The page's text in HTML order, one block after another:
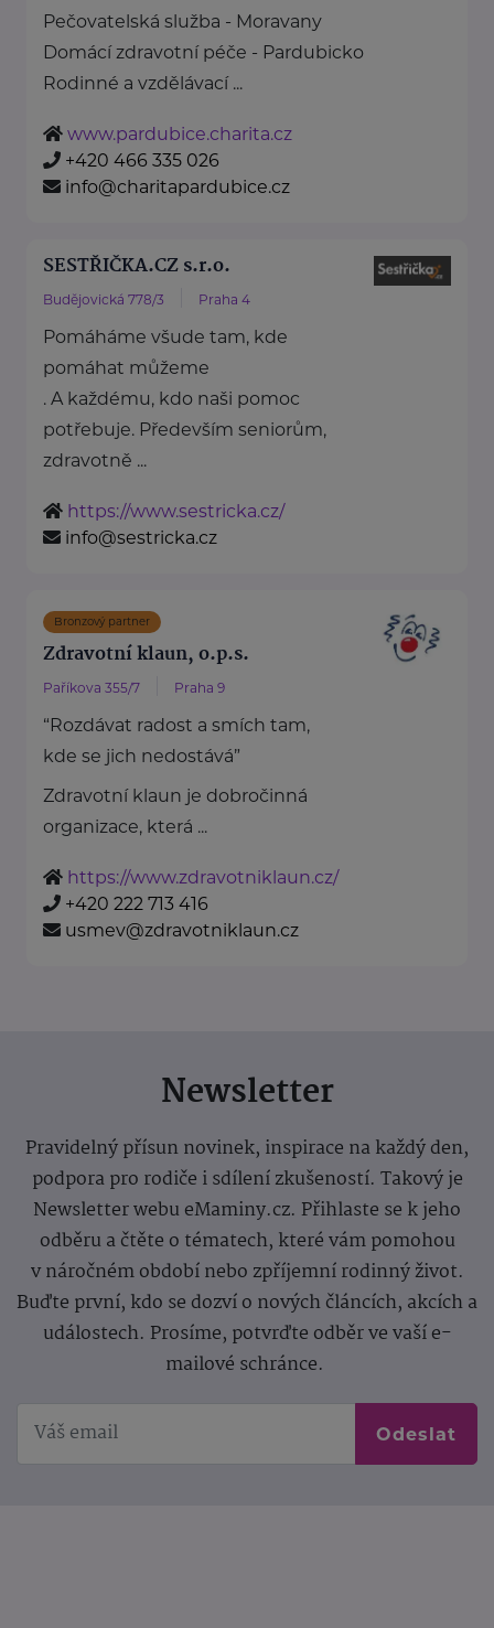
Pečovatelská služba - Moravany
Domácí zdravotní péče - Pardubicko
Rodinné a vzdělávací ...
www.pardubice.charita.cz
+420 466 335 026
info@charitapardubice.cz
SESTŘIČKA.CZ s.r.o.
Budějovická 778/3 Praha 4
Pomáháme všude tam, kde
pomáhat můžeme
. A každému, kdo naši pomoc
potřebuje. Především seniorům,
zdravotně ...
https://www.sestricka.cz/
info@sestricka.cz
Bronzový partner
Zdravotní klaun, o.p.s.
Paříkova 355/7 Praha 9
“Rozdávat radost a smích tam,
kde se jich nedostává”
Zdravotní klaun je dobročinná
organizace, která ...
https://www.zdravotniklaun.cz/
+420 222 713 416
usmev@zdravotniklaun.cz
Newsletter
Pravidelný přísun novinek, inspirace na každý den,
podpora pro rodiče i sdílení zkušeností. Takový je
Newsletter webu eMaminy.cz. Přihlaste se k jeho
odběru a čtěte o tématech, které vám pomohou
v náročném období nebo zpříjemní rodinný život.
Buďte první, kdo se dozví o nových článcích, akcích a
událostech. Prosíme, potvrďte odběr ve vaší e-
mailové schránce.
Odeslat